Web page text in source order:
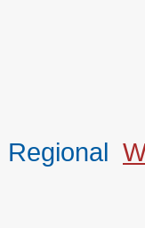
Regional